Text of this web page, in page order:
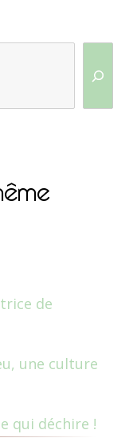
de
une culture
qui déchire !